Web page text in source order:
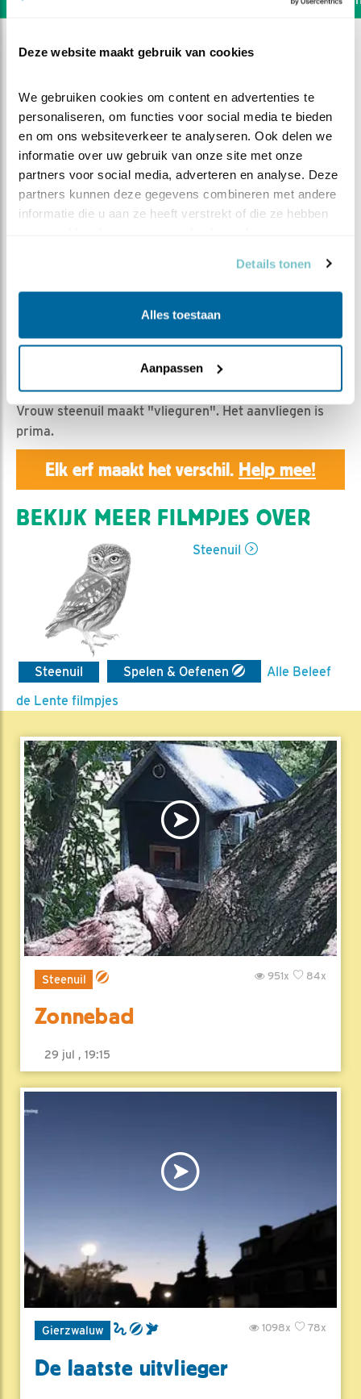
Deze website maakt gebruik van cookies
We gebruiken cookies om content en advertenties te
personaliseren, om functies voor social media te bieden
en om ons websiteverkeer te analyseren. Ook delen we
informatie over uw gebruik van onze site met onze
partners voor social media, adverteren en analyse. Deze
partners kunnen deze gegevens combineren met andere
informatie die u aan ze heeft verstrekt of die ze hebben
Details tonen
Alles toestaan
Aanpassen
Driehoeksvlucht
Geert | Geplaatst op 15 mei 2019, 23:50 |
Vrouw steenuil maakt "vlieguren". Het aanvliegen is
prima.
Elk erf maakt het verschil. Help mee!
BEKIJK MEER FILMPJES OVER
Steenuil
Steenuil Spelen & Oefenen
Alle Beleef
de Lente filmpjes
Steenuil 84x
951x
Zonnebad
29 jul , 19:15
Gierzwaluw 78x
1098x
De laatste uitvlieger